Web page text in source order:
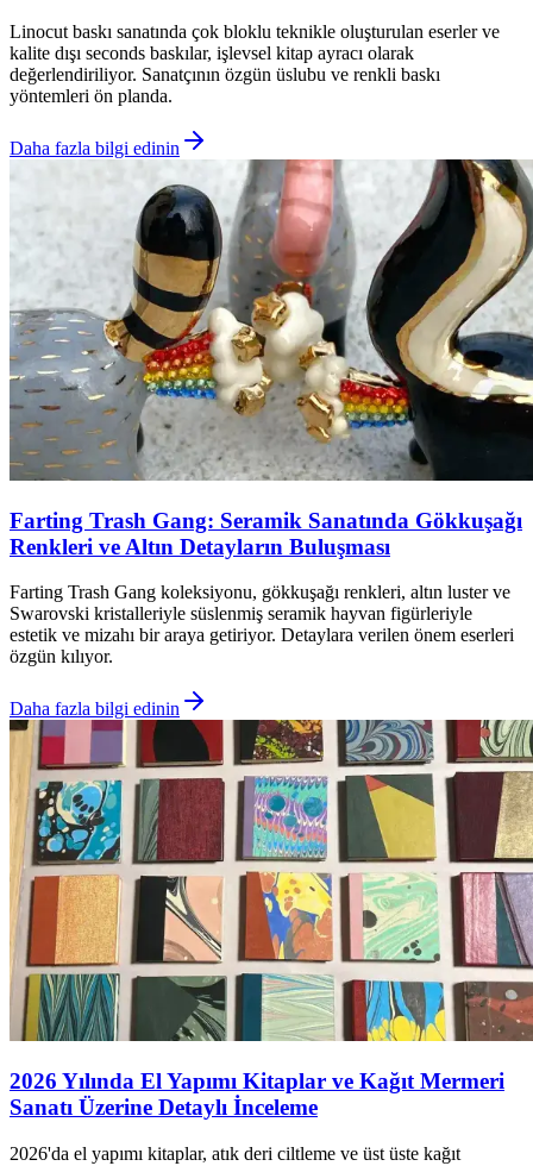
Linocut baskı sanatında çok bloklu teknikle oluşturulan eserler ve
kalite dışı seconds baskılar, işlevsel kitap ayracı olarak
değerlendiriliyor. Sanatçının özgün üslubu ve renkli baskı
yöntemleri ön planda.
Daha fazla bilgi edinin
Farting Trash Gang: Seramik Sanatında Gökkuşağı
Renkleri ve Altın Detayların Buluşması
Farting Trash Gang koleksiyonu, gökkuşağı renkleri, altın luster ve
Swarovski kristalleriyle süslenmiş seramik hayvan figürleriyle
estetik ve mizahı bir araya getiriyor. Detaylara verilen önem eserleri
özgün kılıyor.
Daha fazla bilgi edinin
2026 Yılında El Yapımı Kitaplar ve Kağıt Mermeri
Sanatı Üzerine Detaylı İnceleme
2026'da el yapımı kitaplar, atık deri ciltleme ve üst üste kağıt